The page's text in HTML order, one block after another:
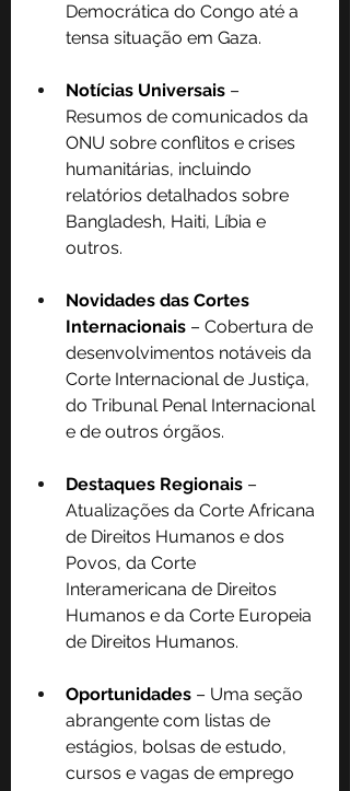
Democrática do Congo até a
tensa situação em Gaza.
Notícias Universais –
Resumos de comunicados da
ONU sobre conflitos e crises
humanitárias, incluindo
relatórios detalhados sobre
Bangladesh, Haiti, Líbia e
outros.
Novidades das Cortes
Internacionais – Cobertura de
desenvolvimentos notáveis da
Corte Internacional de Justiça,
do Tribunal Penal Internacional
e de outros órgãos.
Destaques Regionais –
Atualizações da Corte Africana
de Direitos Humanos e dos
Povos, da Corte
Interamericana de Direitos
Humanos e da Corte Europeia
de Direitos Humanos.
Oportunidades – Uma seção
abrangente com listas de
estágios, bolsas de estudo,
cursos e vagas de emprego